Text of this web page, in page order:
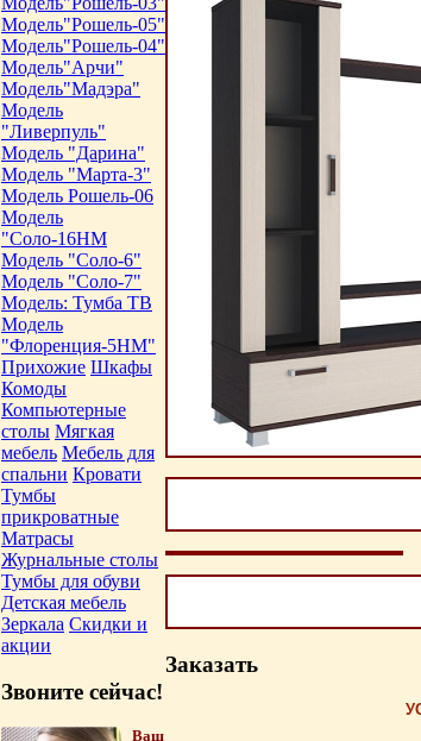
Модель"Рошель-05"
Модель"Рошель-04"
Модель"Арчи"
Модель"Мадэра"
Модель
"Ливерпуль"
Модель "Дарина"
Модель "Марта-3"
Модель Рошель-06
Модель
"Соло-16НМ
Модель "Соло-6"
Модель "Соло-7"
Модель: Тумба ТВ
Модель
"Флоренция-5НМ"
Прихожие Шкафы
Комоды
Компьютерные
столы Мягкая
мебель Мебель для
спальни Кровати
Тумбы
прикроватные
Матрасы
Журнальные столы
Тумбы для обуви
Детская мебель
Зеркала Скидки и
акции
Звоните сейчас!
Ваш
Заказать